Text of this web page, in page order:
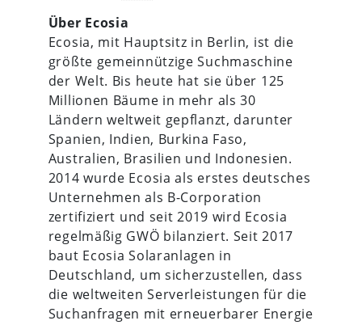
Über Ecosia
Ecosia, mit Hauptsitz in Berlin, ist die
größte gemeinnützige Suchmaschine
der Welt. Bis heute hat sie über 125
Millionen Bäume in mehr als 30
Ländern weltweit gepflanzt, darunter
Spanien, Indien, Burkina Faso,
Australien, Brasilien und Indonesien.
2014 wurde Ecosia als erstes deutsches
Unternehmen als B-Corporation
zertifiziert und seit 2019 wird Ecosia
regelmäßig GWÖ bilanziert. Seit 2017
baut Ecosia Solaranlagen in
Deutschland, um sicherzustellen, dass
die weltweiten Serverleistungen für die
Suchanfragen mit erneuerbarer Energie